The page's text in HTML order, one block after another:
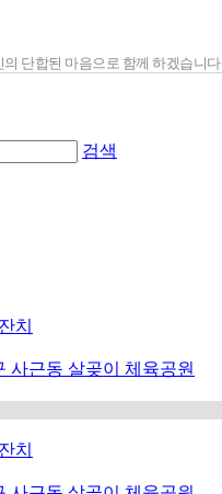
단합된 마음으로 함께 하겠습니다.
검색
치
사근동 살곶이 체육공원
치